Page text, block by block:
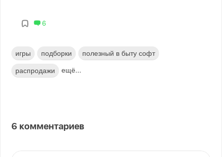
6
игры подборки
полезный в быту софт
распродажи
ещё...
6 комментариев